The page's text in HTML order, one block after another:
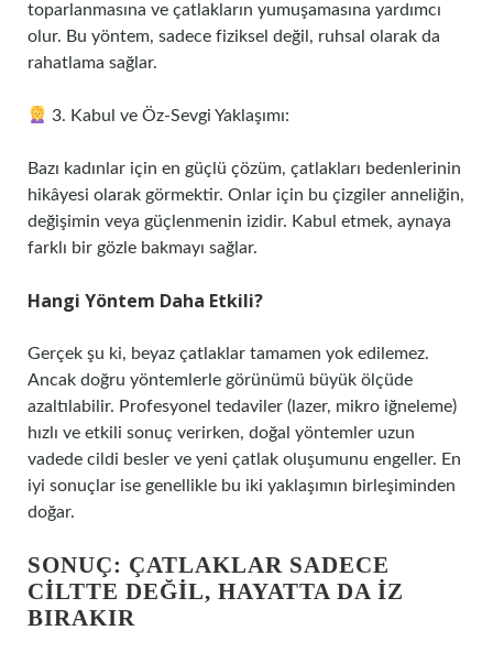
toparlanmasına ve çatlakların yumuşamasına yardımcı
olur. Bu yöntem, sadece fiziksel değil, ruhsal olarak da
rahatlama sağlar.
3. Kabul ve Öz-Sevgi Yaklaşımı:
Bazı kadınlar için en güçlü çözüm, çatlakları bedenlerinin
hikâyesi olarak görmektir. Onlar için bu çizgiler anneliğin,
değişimin veya güçlenmenin izidir. Kabul etmek, aynaya
farklı bir gözle bakmayı sağlar.
Hangi Yöntem Daha Etkili?
Gerçek şu ki, beyaz çatlaklar tamamen yok edilemez.
Ancak doğru yöntemlerle görünümü büyük ölçüde
azaltılabilir. Profesyonel tedaviler (lazer, mikro iğneleme)
hızlı ve etkili sonuç verirken, doğal yöntemler uzun
vadede cildi besler ve yeni çatlak oluşumunu engeller. En
iyi sonuçlar ise genellikle bu iki yaklaşımın birleşiminden
doğar.
SONUÇ: ÇATLAKLAR SADECE
CILTTE DEĞIL, HAYATTA DA İZ
BIRAKIR